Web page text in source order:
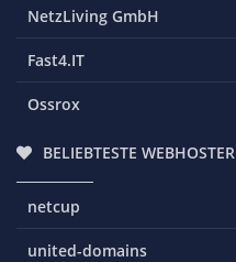
NetzLiving GmbH
Fast4.IT
Ossrox
BELIEBTESTE WEBHOSTER
netcup
united-domains